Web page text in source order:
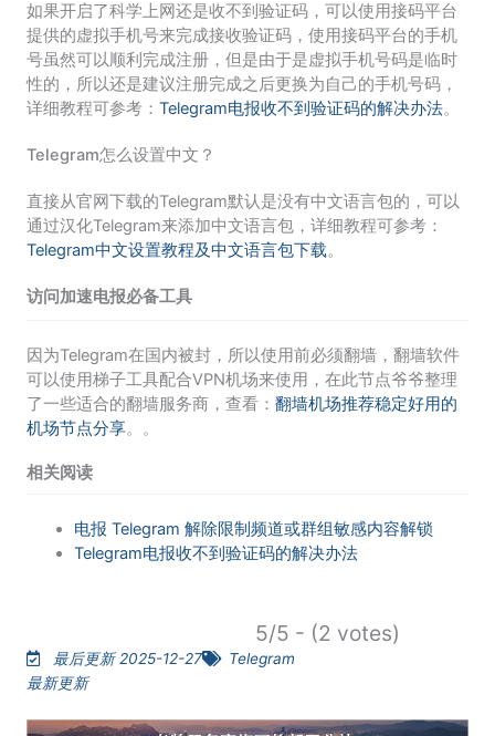
如果开启了科学上网还是收不到验证码，可以使用接码平台
提供的虚拟手机号来完成接收验证码，使用接码平台的手机
号虽然可以顺利完成注册，但是由于是虚拟手机号码是临时
性的，所以还是建议注册完成之后更换为自己的手机号码，
详细教程可参考： Telegram电报收不到验证码的解决办法。
Telegram怎么设置中文？
直接从官网下载的Telegram默认是没有中文语言包的，可以
通过汉化Telegram来添加中文语言包，详细教程可参考：
Telegram中文设置教程及中文语言包下载。
访问加速电报必备工具
因为Telegram在国内被封，所以使用前必须翻墙，翻墙软件
可以使用梯子工具配合VPN机场来使用，在此节点爷爷整理
了一些适合的翻墙服务商，查看： 翻墙机场推荐稳定好用的
机场节点分享。。
相关阅读
电报 Telegram 解除限制频道或群组敏感内容解锁
Telegram电报收不到验证码的解决办法
5/5 - (2 votes)
最后更新 2025-12-27
Telegram
最新更新